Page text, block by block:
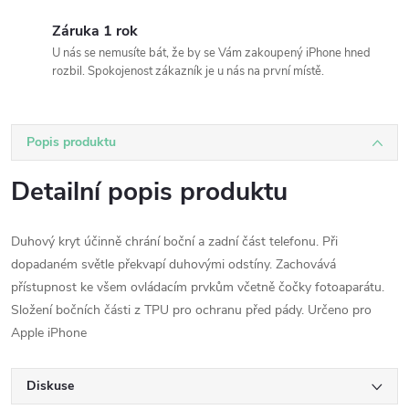
Záruka 1 rok
U nás se nemusíte bát, že by se Vám zakoupený iPhone hned
rozbil. Spokojenost zákazník je u nás na první místě.
Popis produktu
Detailní popis produktu
Duhový kryt účinně chrání boční a zadní část telefonu. Při
dopadaném světle překvapí duhovými odstíny. Zachovává
přístupnost ke všem ovládacím prvkům včetně čočky fotoaparátu.
Složení bočních části z TPU pro ochranu před pády. Určeno pro
Apple iPhone
Diskuse